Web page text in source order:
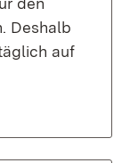
Deshalb
auf